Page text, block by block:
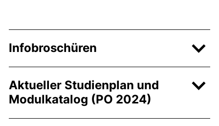
Infobroschüren
Aktueller Studienplan und
Modulkatalog (PO 2024)